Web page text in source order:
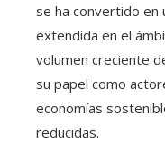
se ha convertido en
extendida en el
volumen creciente
su papel como
economías
reducidas.